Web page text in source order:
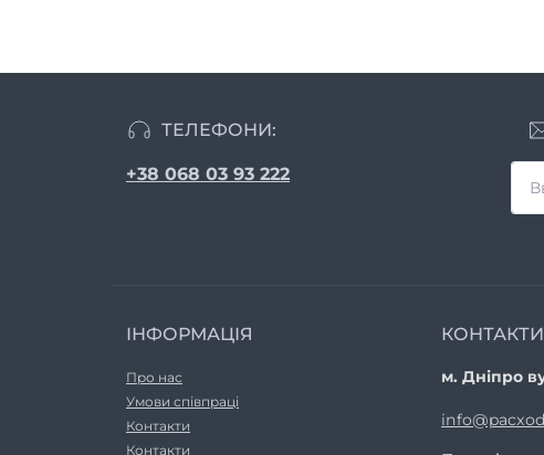
ТЕЛЕФОНИ:
+38 068 03 93 222
ІНФОРМАЦІЯ
Про нас
Умови співпраці
Контакти
Контакти
м. Дніпро